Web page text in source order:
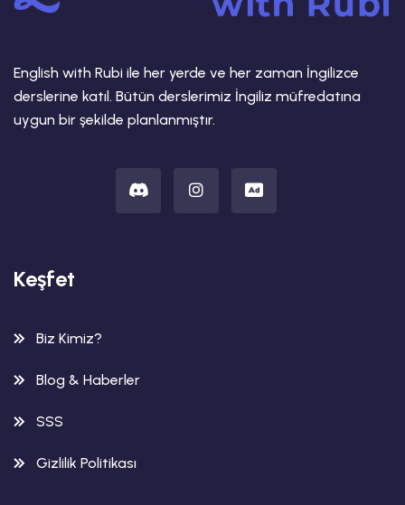
English with Rubi ile her yerde ve her zaman İngilizce
derslerine katıl. Bütün derslerimiz İngiliz müfredatına
uygun bir şekilde planlanmıştır.
Keşfet
Biz Kimiz?
Blog & Haberler
SSS
Gizlilik Politikası